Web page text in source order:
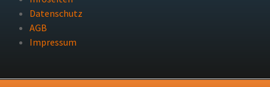
Datenschutz
AGB
Impressum